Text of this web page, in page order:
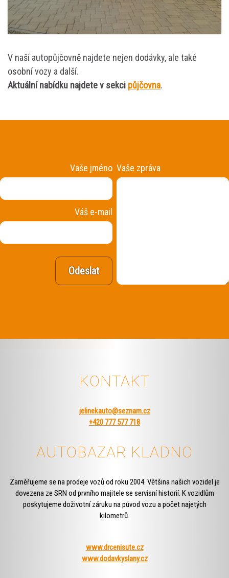
V naší autopůjčovně najdete nejen dodávky, ale také
osobní vozy a další.
Aktuální nabídku najdete v sekci půjčovna.
Vaše jméno
Váš e-mail
Vaše zpráva
KONTAKT
jelinekauto@seznam.cz
+420 777 577 718
AUTOBAZAR KLADNO
Zaměřujeme se na prodeje vozů od roku 2004. Většina našich vozidel je
dovezena ze SRN od prvního majitele se servisní historií. K vozidlům
poskytujeme doživotní záruku na původ vozu a počet najetých
kilometrů.
www.drcenisute.cz
www.dodavkyslany.cz